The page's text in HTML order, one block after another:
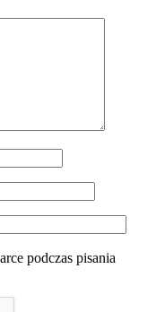
podczas pisania